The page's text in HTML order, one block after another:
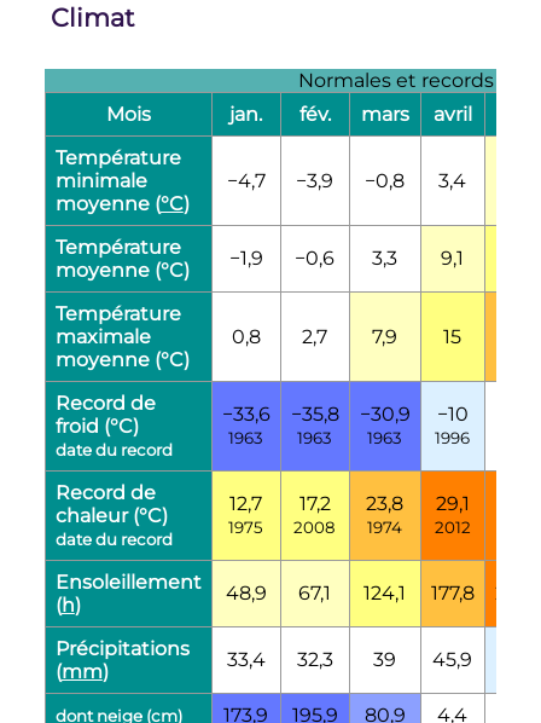
Climat
Normales et records
Mois
jan. fév. mars avril
Température
minimale
moyenne (°C)
−4,7 −3,9 −0,8 3,4
Température
moyenne (°C)
−1,9 −0,6 3,3 9,1
Température
maximale
moyenne (°C)
0,8 2,7 7,9 15
Record de
froid (°C)
date du record
−33,6
1963
−35,8
1963
−30,9
1963
−10
1996
Record de
chaleur (°C)
date du record
12,7
1975
17,2
2008
23,8
1974
29,1
2012
Ensoleillement
(h)
48,9 67,1 124,1 177,8 231,4
Précipitations
(mm)
33,4 32,3 39 45,9
dont neige (cm) 173,9 195,9 80,9 4,4